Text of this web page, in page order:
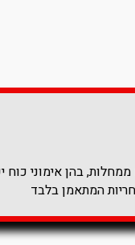
בהן אימוני כוח
המתאמן בלבד​